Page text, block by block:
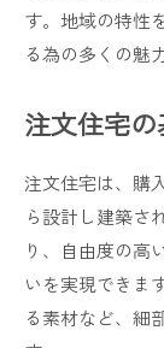
す。地域の特性
る為の多くの魅
注文住宅
注文住宅は、購
ら設計し建築さ
り、自由度の高
いを実現できま
る素材など、細